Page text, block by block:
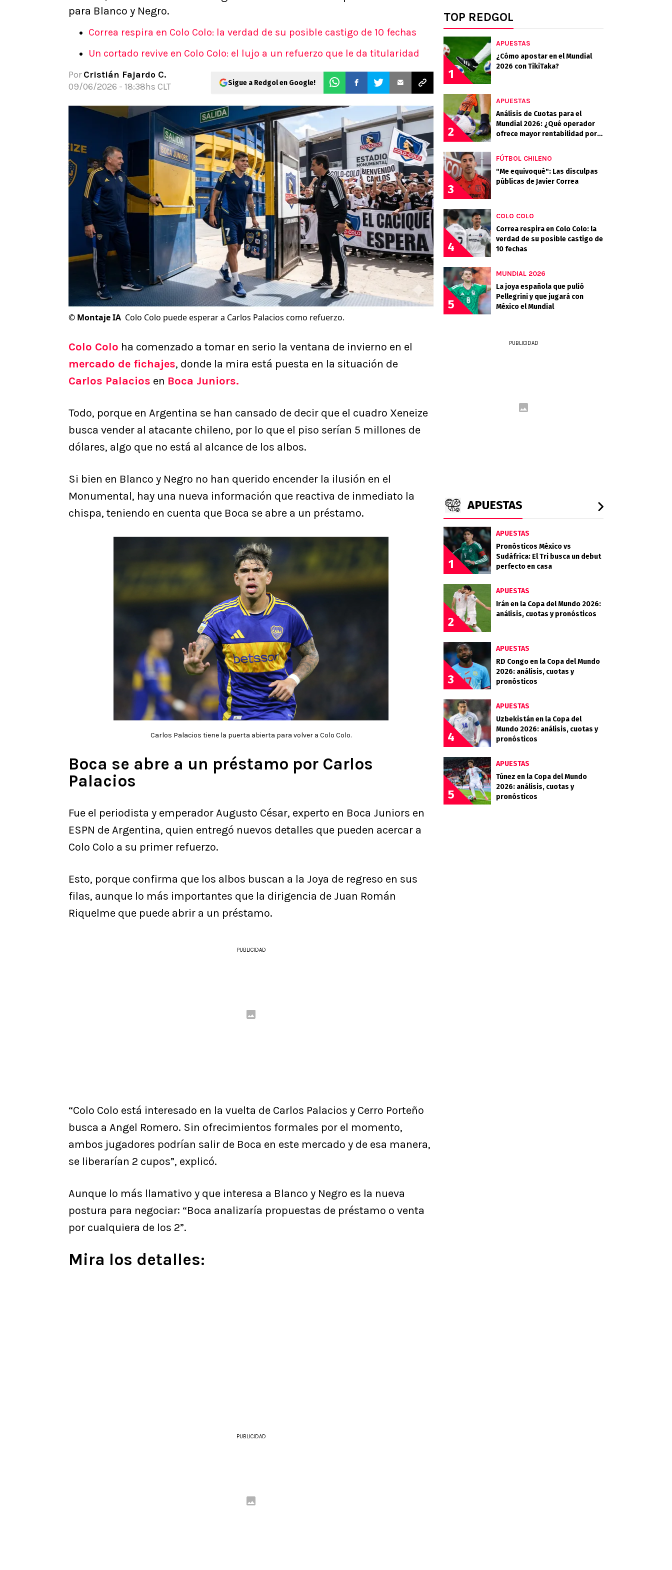
Apuesta del día
para Blanco y Negro.
Correa respira en Colo Colo: la verdad de su posible castigo de 10 fechas
Un cortado revive en Colo Colo: el lujo a un refuerzo que le da titularidad
Por Cristián Fajardo C.
09/06/2026 - 18:38hs CLT
Sigue a Redgol en Google!
© Montaje IA Colo Colo puede esperar a Carlos Palacios como refuerzo.
Colo Colo ha comenzado a tomar en serio la ventana de invierno en el
mercado de fichajes, donde la mira está puesta en la situación de
Carlos Palacios en Boca Juniors.
Todo, porque en Argentina se han cansado de decir que el cuadro Xeneize
busca vender al atacante chileno, por lo que el piso serían 5 millones de
dólares, algo que no está al alcance de los albos.
Si bien en Blanco y Negro no han querido encender la ilusión en el
Monumental, hay una nueva información que reactiva de inmediato la
chispa, teniendo en cuenta que Boca se abre a un préstamo.
Carlos Palacios tiene la puerta abierta para volver a Colo Colo.
Boca se abre a un préstamo por Carlos
Palacios
Fue el periodista y emperador Augusto César, experto en Boca Juniors en
ESPN de Argentina, quien entregó nuevos detalles que pueden acercar a
Colo Colo a su primer refuerzo.
Esto, porque confirma que los albos buscan a la Joya de regreso en sus
filas, aunque lo más importantes que la dirigencia de Juan Román
Riquelme que puede abrir a un préstamo.
PUBLICIDAD
“Colo Colo está interesado en la vuelta de Carlos Palacios y Cerro Porteño
busca a Angel Romero. Sin ofrecimientos formales por el momento,
ambos jugadores podrían salir de Boca en este mercado y de esa manera,
se liberarían 2 cupos”, explicó.
Aunque lo más llamativo y que interesa a Blanco y Negro es la nueva
postura para negociar: “Boca analizaría propuestas de préstamo o venta
por cualquiera de los 2”.
Mira los detalles:
PUBLICIDAD
TOP REDGOL
1
APUESTAS
¿Cómo apostar en el Mundial
2026 con TikiTaka?
2
APUESTAS
Análisis de Cuotas para el
Mundial 2026: ¿Qué operador
ofrece mayor rentabilidad por
3
FÚTBOL CHILENO
"Me equivoqué": Las disculpas
públicas de Javier Correa
4
COLO COLO
Correa respira en Colo Colo: la
verdad de su posible castigo de
10 fechas
5
MUNDIAL 2026
La joya española que pulió
Pellegrini y que jugará con
México el Mundial
PUBLICIDAD
APUESTAS
1
APUESTAS
Pronósticos México vs
Sudáfrica: El Tri busca un debut
perfecto en casa
2
APUESTAS
Irán en la Copa del Mundo 2026:
análisis, cuotas y pronósticos
3
APUESTAS
RD Congo en la Copa del Mundo
2026: análisis, cuotas y
pronósticos
4
APUESTAS
Uzbekistán en la Copa del
Mundo 2026: análisis, cuotas y
pronósticos
5
APUESTAS
Túnez en la Copa del Mundo
2026: análisis, cuotas y
pronósticos